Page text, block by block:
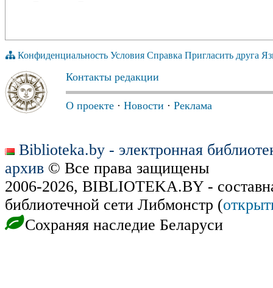
Конфиденциальность Условия Справка Пригласить друга
Контакты редакции
О проекте · Новости · Реклама
Biblioteka.by - электронная
архив © Все права защищены
2006-2026, BIBLIOTEKA.BY -
библиотечной сети Либмонстр (
Сохраняя наследие Беларуси